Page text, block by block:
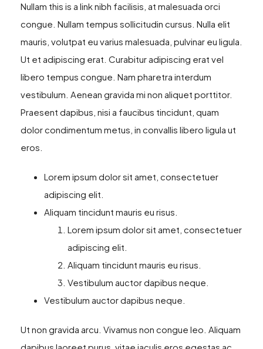
Nullam this is a link nibh facilisis, at malesuada orci
congue. Nullam tempus sollicitudin cursus. Nulla elit
mauris, volutpat eu varius malesuada, pulvinar eu ligula.
Ut et adipiscing erat. Curabitur adipiscing erat vel
libero tempus congue. Nam pharetra interdum
vestibulum. Aenean gravida mi non aliquet porttitor.
Praesent dapibus, nisi a faucibus tincidunt, quam
dolor condimentum metus, in convallis libero ligula ut
eros.
Lorem ipsum dolor sit amet, consectetuer
adipiscing elit.
Aliquam tincidunt mauris eu risus.
Lorem ipsum dolor sit amet, consectetuer
adipiscing elit.
Aliquam tincidunt mauris eu risus.
Vestibulum auctor dapibus neque.
Vestibulum auctor dapibus neque.
Ut non gravida arcu. Vivamus non congue leo. Aliquam